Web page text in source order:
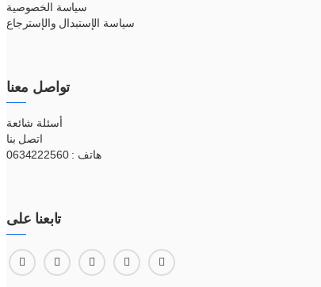
سياسة الخصوصية
سياسة الإستبدال والإسترجاع
تواصل معنا
أسئلة شائعة
اتصل بنا
هاتف : 0634222560
تابعنا على